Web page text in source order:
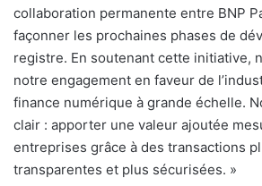
collaboration permanente entre BNP
façonner les prochaines phases de
registre. En soutenant cette initiative,
notre engagement en faveur de
finance numérique à grande échelle.
clair : apporter une valeur ajoutée
entreprises grâce à des transactions
transparentes et plus sécurisées. »